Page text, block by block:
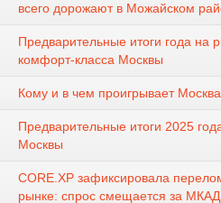
всего дорожают в Можайском
Предварительные итоги года на
комфорт-класса Москвы
Кому и в чем проигрывает
Предварительные итоги 2025
Москвы
CORE.XP зафиксировала
рынке: спрос смещается за